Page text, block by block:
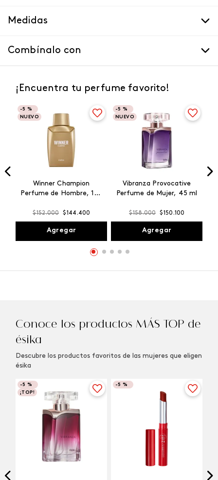
Medidas
Combínalo con
¡Encuentra tu perfume favorito!
-5 %
NUEVO
Winner Champion
Perfume de Hombre, 100
$152.000 $144 .400
Agregar
-5 %
NUEVO
Vibranza Provocative
Perfume de Mujer, 45 ml
$158.000 $150 .100
Agregar
Conoce los productos MÁS TOP de
ésika
Descubre los productos favoritos de las mujeres que eligen
ésika
-5 %
¡TOP!
-5 %